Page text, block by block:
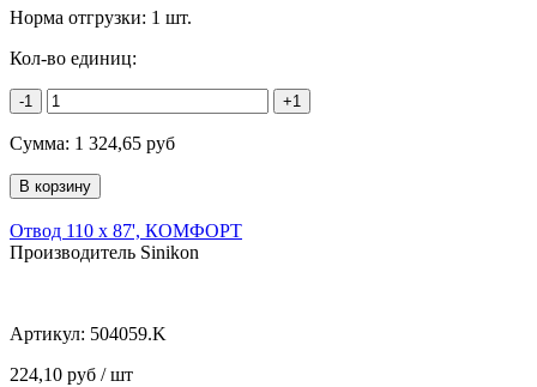
Норма отгрузки: 1 шт.
Кол-во единиц:
-1 +1
Сумма: 1 324,65 руб
Отвод 110 х 87', КОМФОРТ
Производитель Sinikon
Артикул: 504059.K
224,10 руб / шт